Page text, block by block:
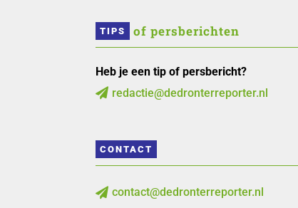
TIPS of persberichten
Heb je een tip of persbericht?
 redactie@dedronterreporter.nl
CONTACT
 contact@dedronterreporter.nl